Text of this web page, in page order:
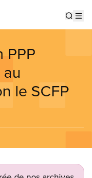
PPP
le SCFP